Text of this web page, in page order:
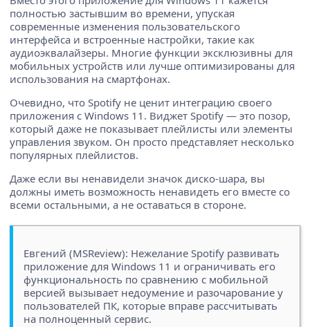
полностью застывшим во времени, упуская
современные изменения пользовательского
интерфейса и встроенные настройки, такие как
аудиоэквалайзеры. Многие функции эксклюзивны для
мобильных устройств или лучше оптимизированы для
использования на смартфонах.
Очевидно, что Spotify не ценит интеграцию своего
приложения с Windows 11. Виджет Spotify — это позор,
который даже не показывает плейлисты или элементы
управления звуком. Он просто представляет несколько
популярных плейлистов.
Даже если вы ненавидели значок диско-шара, вы
должны иметь возможность ненавидеть его вместе со
всеми остальными, а не оставаться в стороне.
Евгений (MSReview): Нежелание Spotify развивать
приложение для Windows 11 и ограничивать его
функциональность по сравнению с мобильной
версией вызывает недоумение и разочарование у
пользователей ПК, которые вправе рассчитывать
на полноценный сервис.